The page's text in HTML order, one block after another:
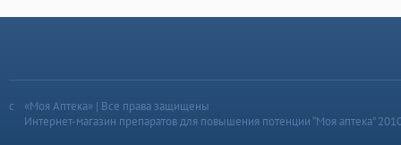
«Моя Аптека» | Все права защищены
Интернет-магазин препаратов для повышения потенции “Моя аптека”